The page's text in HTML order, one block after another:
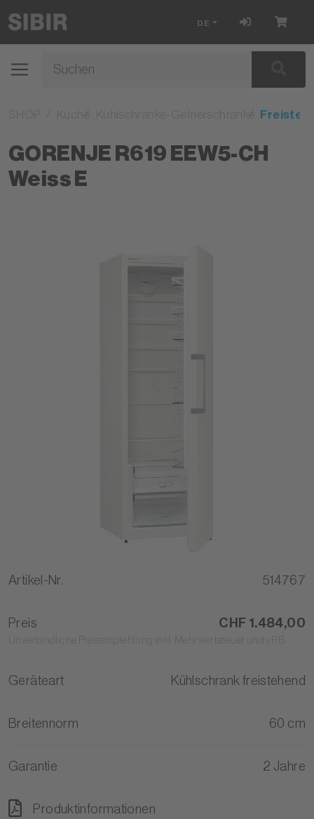
DE
GORENJE R619 EEW5-CH
Weiss E
Artikel-Nr. 514767
Preis CHF 1.484,00
Geräteart Kühlschrank freistehend
Breitennorm 60 cm
Garantie 2 Jahre
Produktinformationen